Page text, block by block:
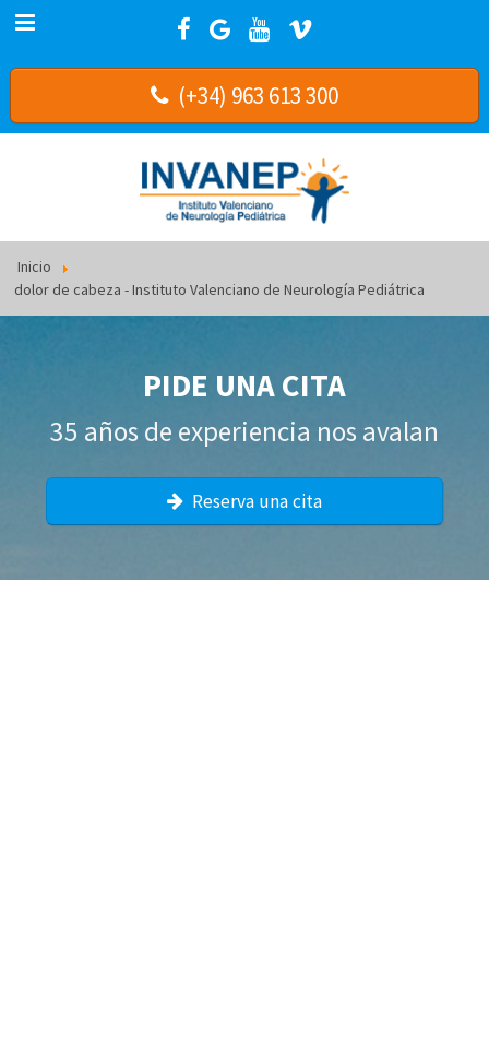
(+34) 963 613 300
Inicio
dolor de cabeza - Instituto Valenciano de Neurología Pediátrica
PIDE UNA CITA
35 años de experiencia nos avalan
Reserva una cita